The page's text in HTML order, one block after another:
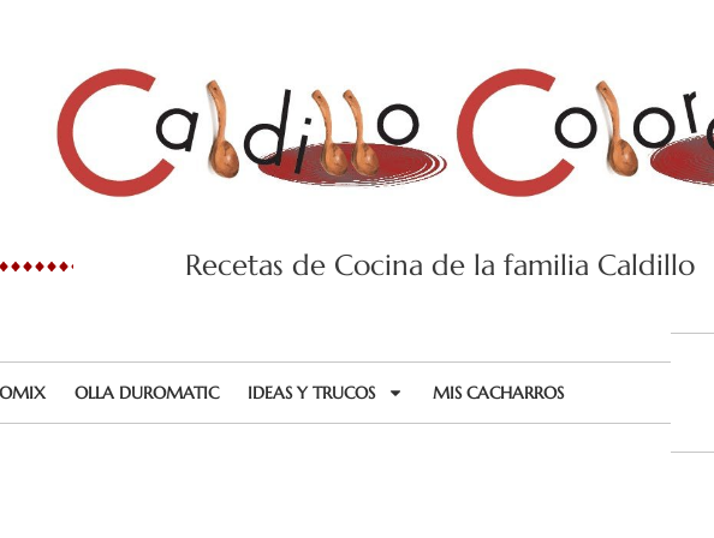
Recetas de Cocina de la familia Caldillo
OLLA DUROMATIC IDEAS Y TRUCOS MIS CACHARROS